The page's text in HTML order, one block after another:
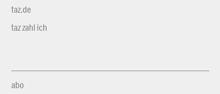
taz.de
taz zahl ich
abo